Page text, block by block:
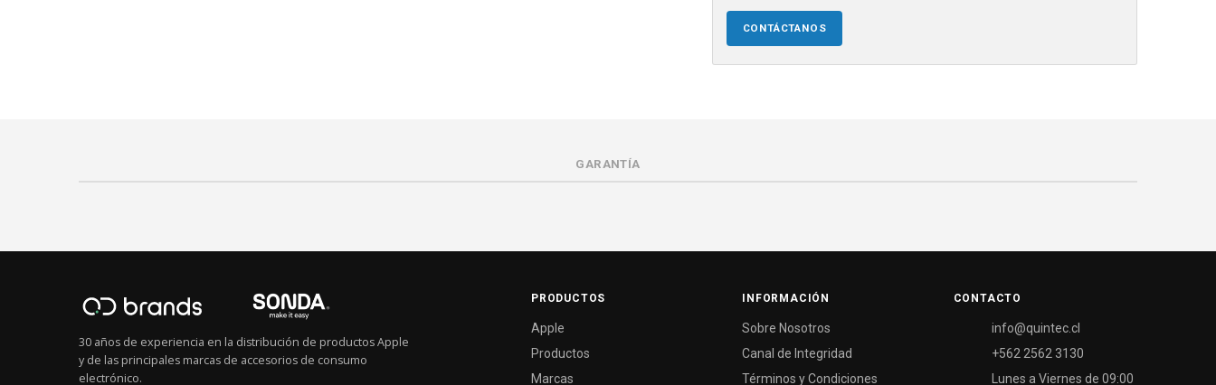
CONTÁCTANOS
GARANTÍA
30 años de experiencia en la distribución de productos Apple
y de las principales marcas de accesorios de consumo
electrónico.
PRODUCTOS
Apple
Productos
Marcas
INFORMACIÓN
Sobre Nosotros
Canal de Integridad
Términos y Condiciones
CONTACTO
info@quintec.cl
+562 2562 3130
Lunes a Viernes de 09:00